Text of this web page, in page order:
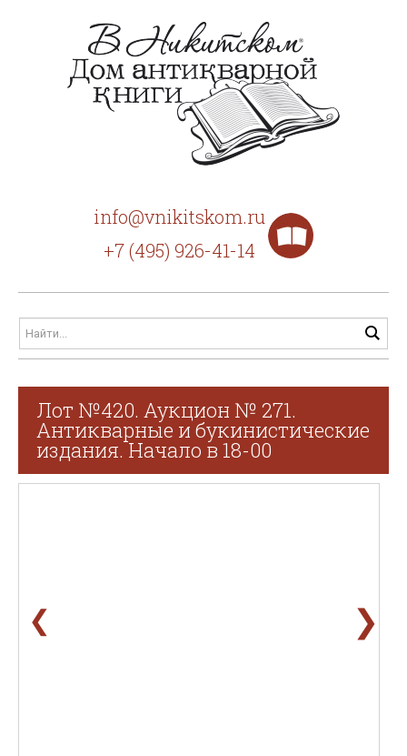
info@vnikitskom.ru
+7 (495) 926-41-14
Лот №420. Аукцион № 271.
Антикварные и букинистические
издания. Начало в 18-00
❮ ❯